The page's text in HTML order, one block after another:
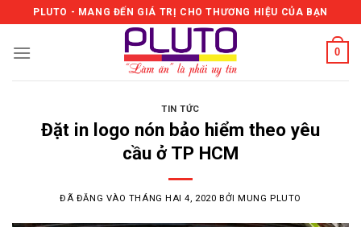
to
content
PLUTO - MANG ĐẾN GIÁ TRỊ CHO THƯƠNG HIỆU CỦA BẠN
0
TIN TỨC
Đặt in logo nón bảo hiểm theo yêu
cầu ở TP HCM
ĐÃ ĐĂNG VÀO THÁNG HAI 4, 2020 BỞIMUNG PLUTO